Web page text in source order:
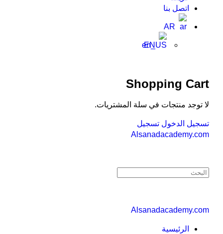
اتصل بنا
AR
EN
Shopping Cart
لا توجد منتجات في سلة المشتريات.
تسجيل الدخول تسجيل
Alsanadacademy.com
Alsanadacademy.com
الرئيسية